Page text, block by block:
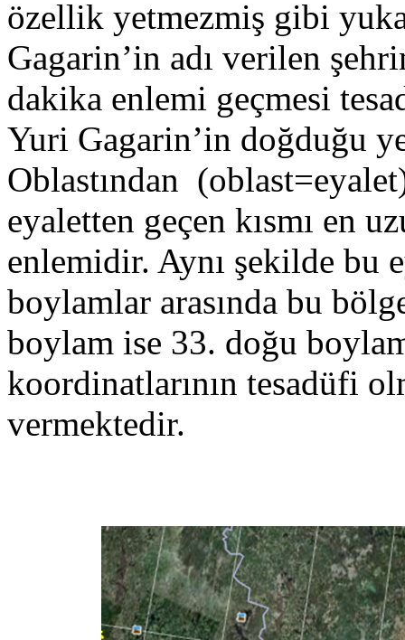
özellik yetmezmiş gibi
Gagarin’in adı verilen
dakika enlemi geçmesi
Yuri Gagarin’in doğduğu
Oblastından
eyaletten geçen kısmı en
enlemidir. Aynı şekilde bu
boylamlar arasında bu
boylam ise 33. doğu
koordinatlarının tesadüfi
vermektedir.